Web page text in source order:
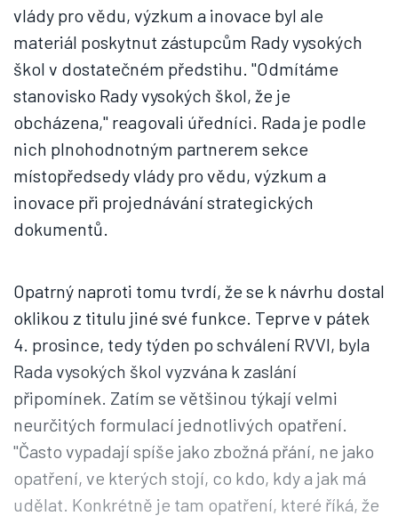
vlády pro vědu, výzkum a inovace byl ale
materiál poskytnut zástupcům Rady vysokých
škol v dostatečném předstihu. "Odmítáme
stanovisko Rady vysokých škol, že je
obcházena," reagovali úředníci. Rada je podle
nich plnohodnotným partnerem sekce
místopředsedy vlády pro vědu, výzkum a
inovace při projednávání strategických
dokumentů.
Opatrný naproti tomu tvrdí, že se k návrhu dostal
oklikou z titulu jiné své funkce. Teprve v pátek
4. prosince, tedy týden po schválení RVVI, byla
Rada vysokých škol vyzvána k zaslání
připomínek. Zatím se většinou týkají velmi
neurčitých formulací jednotlivých opatření.
"Často vypadají spíše jako zbožná přání, ne jako
opatření, ve kterých stojí, co kdo, kdy a jak má
udělat. Konkrétně je tam opatření, které říká, že